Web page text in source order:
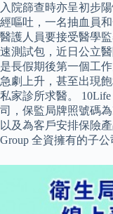
入院篩查時亦呈初步
經嘔吐，一名抽血員
醫護人員要接受醫學
速測試包，近日公立
是長假期後第一個工
急劇上升，甚至出現
私家診所求醫。
司，保監局牌照號碼
以及為客戶安排保險
Group 全資擁有的子公